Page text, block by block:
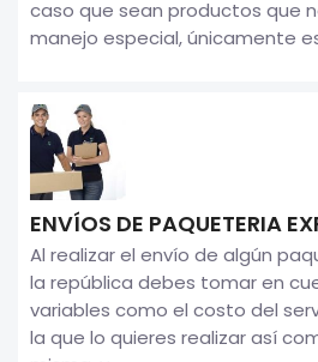
caso que sean productos que
manejo especial, únicamente
ENVÍOS DE PAQUETERIA
Al realizar el envío de algún
la república debes tomar en
variables como el costo del
la que lo quieres realizar así